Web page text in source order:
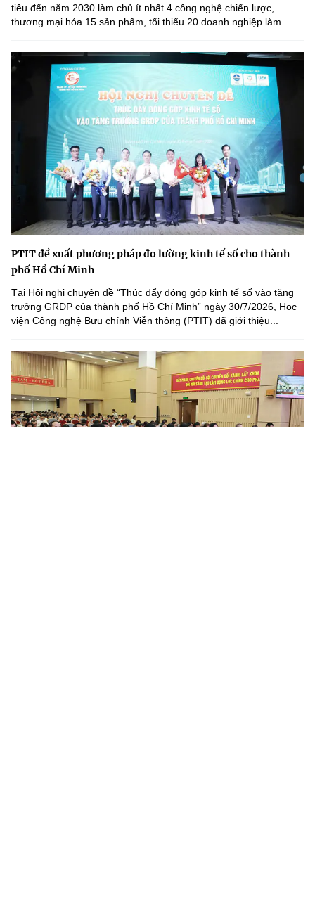
tiêu đến năm 2030 làm chủ ít nhất 4 công nghệ chiến lược,
thương mại hóa 15 sản phẩm, tối thiểu 20 doanh nghiệp làm...
PTIT đề xuất phương pháp đo lường kinh tế số cho thành
phố Hồ Chí Minh
Tại Hội nghị chuyên đề “Thúc đẩy đóng góp kinh tế số vào tăng
trưởng GRDP của thành phố Hồ Chí Minh” ngày 30/7/2026, Học
viện Công nghệ Bưu chính Viễn thông (PTIT) đã giới thiệu...